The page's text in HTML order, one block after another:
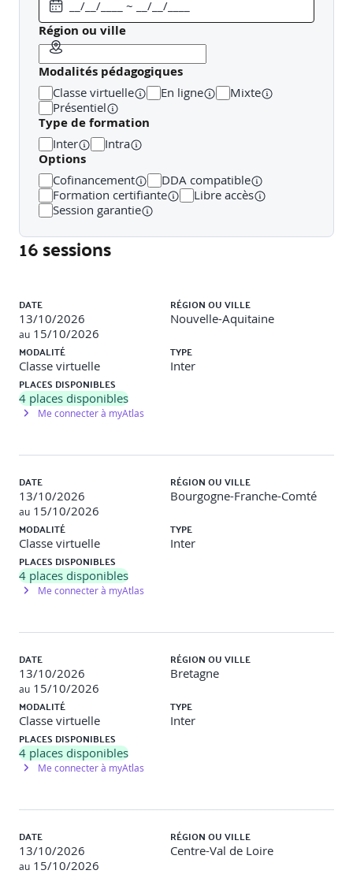
performance au quotidien.
Support & Gestion du Cycle de Vie :
Maintenir la pertinence du produit sur le long terme
Région ou ville
Modalités pédagogiques
Classe virtuelle En ligne
Mixte
Présentiel
Type de formation
Inter Intra
Options
Cofinancement
DDA compatible
Formation certifiante
Libre accès
Session garantie
16 sessions
DATE
13/10/2026
au 15/10/2026
RÉGION OU VILLE
Nouvelle-Aquitaine
MODALITÉ
Classe virtuelle
TYPE
Inter
PLACES DISPONIBLES
4 places disponibles
Me connecter à myAtlas
DATE
13/10/2026
au 15/10/2026
RÉGION OU VILLE
Bourgogne-Franche-Comté
MODALITÉ
Classe virtuelle
TYPE
Inter
PLACES DISPONIBLES
4 places disponibles
Me connecter à myAtlas
DATE
13/10/2026
au 15/10/2026
RÉGION OU VILLE
Bretagne
MODALITÉ
Classe virtuelle
TYPE
Inter
PLACES DISPONIBLES
4 places disponibles
Me connecter à myAtlas
DATE
13/10/2026
au 15/10/2026
RÉGION OU VILLE
Centre-Val de Loire